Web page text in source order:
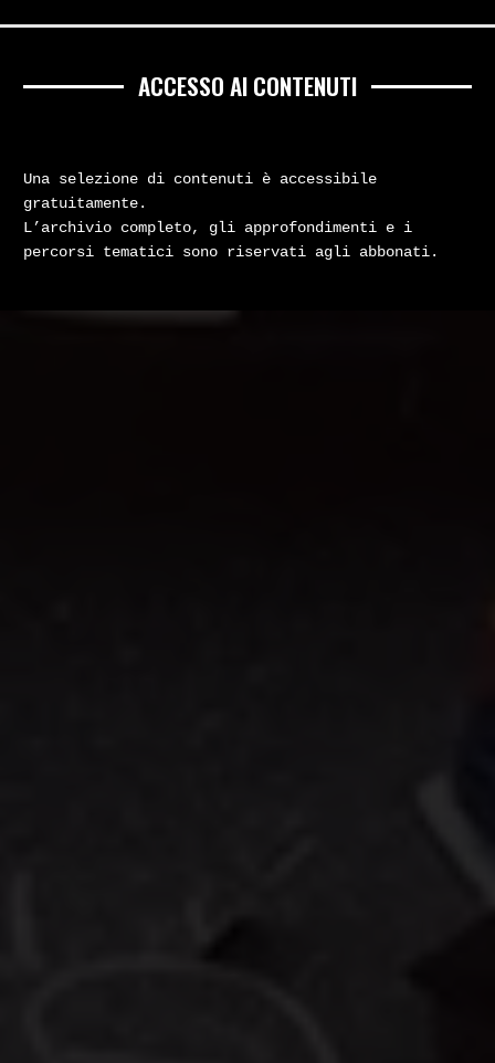
ACCESSO AI CONTENUTI
Una selezione di contenuti è accessibile
gratuitamente.
L’archivio completo, gli approfondimenti e i
percorsi tematici sono riservati agli abbonati.